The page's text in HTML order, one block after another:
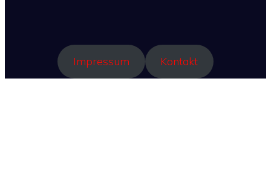
Impressum Kontakt